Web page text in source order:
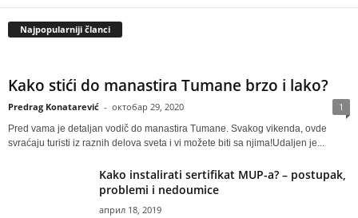
Najpopularniji članci
Kako stići do manastira Tumane brzo i lako?
Predrag Konatarević - октобар 29, 2020 1
Pred vama je detaljan vodič do manastira Tumane. Svakog vikenda, ovde
svraćaju turisti iz raznih delova sveta i vi možete biti sa njima!Udaljen je...
Kako instalirati sertifikat MUP-a? – postupak,
problemi i nedoumice
април 18, 2019